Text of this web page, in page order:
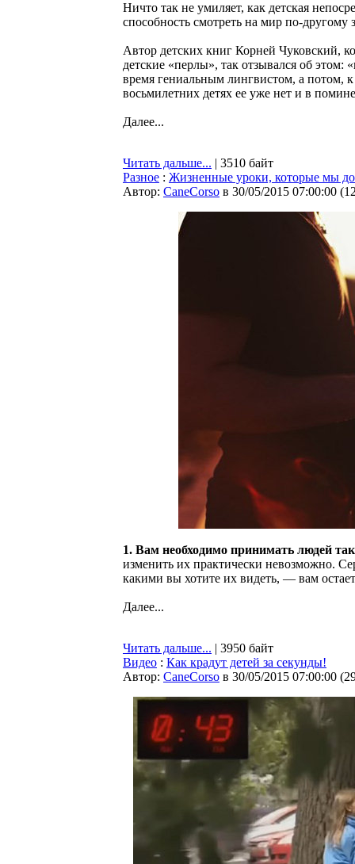
Ничто так не умиляет, как детская
способность смотреть на мир по-другому
Автор детских книг Корней Чуковский,
детские «перлы», так отзывался об этом:
время гениальным лингвистом, а потом,
восьмилетних детях ее уже нет и в
Далее...
Читать дальше... | 3510 байт
Разное : Жизненные уроки, которые мы
Автор: CaneCorso в 30/05/2015 07:00:00 (
1. Вам необходимо принимать людей
изменить их практически невозможно.
какими вы хотите их видеть, — вам
Далее...
Читать дальше... | 3950 байт
Видео : Как крадут детей за секунды!
Автор: CaneCorso в 30/05/2015 07:00:00 (